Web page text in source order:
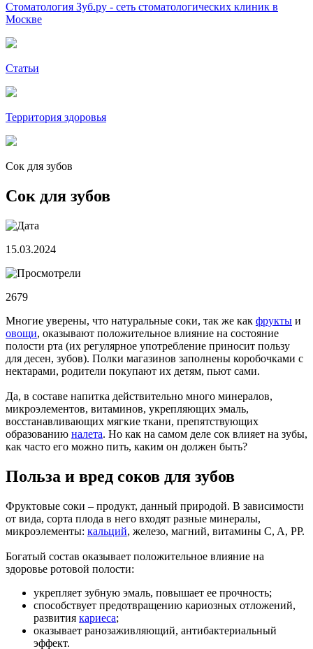
Стоматология Зуб.ру - сеть стоматологических клиник в
Москве
Статьи
Территория здоровья
Сок для зубов
Сок для зубов
15.03.2024
2679
Многие уверены, что натуральные соки, так же как фрукты и
овощи, оказывают положительное влияние на состояние
полости рта (их регулярное употребление приносит пользу
для десен, зубов). Полки магазинов заполнены коробочками с
нектарами, родители покупают их детям, пьют сами.
Да, в составе напитка действительно много минералов,
микроэлементов, витаминов, укрепляющих эмаль,
восстанавливающих мягкие ткани, препятствующих
образованию налета. Но как на самом деле сок влияет на зубы,
как часто его можно пить, каким он должен быть?
Польза и вред соков для зубов
Фруктовые соки – продукт, данный природой. В зависимости
от вида, сорта плода в него входят разные минералы,
микроэлементы: кальций, железо, магний, витамины C, A, PP.
Богатый состав оказывает положительное влияние на
здоровье ротовой полости:
укрепляет зубную эмаль, повышает ее прочность;
способствует предотвращению кариозных отложений,
развития кариеса;
оказывает ранозаживляющий, антибактериальный
эффект.